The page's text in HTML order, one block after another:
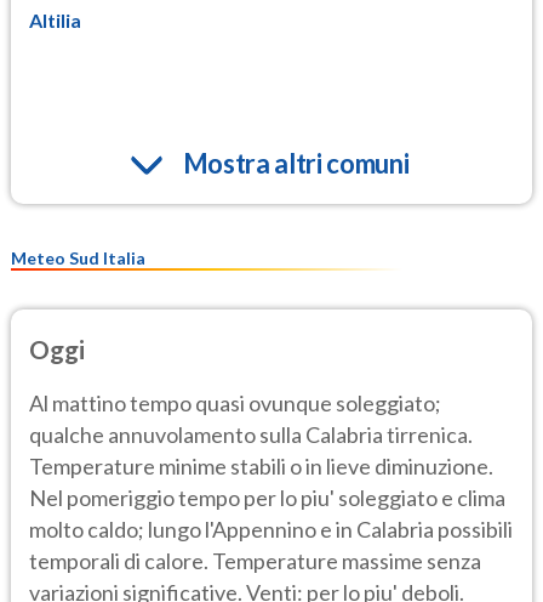
Altilia
Mostra altri comuni
Meteo Sud Italia
Oggi
Al mattino tempo quasi ovunque soleggiato;
qualche annuvolamento sulla Calabria tirrenica.
Temperature minime stabili o in lieve diminuzione.
Nel pomeriggio tempo per lo piu' soleggiato e clima
molto caldo; lungo l'Appennino e in Calabria possibili
temporali di calore. Temperature massime senza
variazioni significative. Venti: per lo piu' deboli.